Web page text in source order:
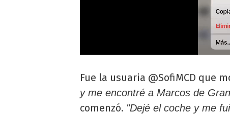
Fue la usuaria @SofiMCD que
y me encontré a Marcos de
comenzó. "Dejé el coche y me